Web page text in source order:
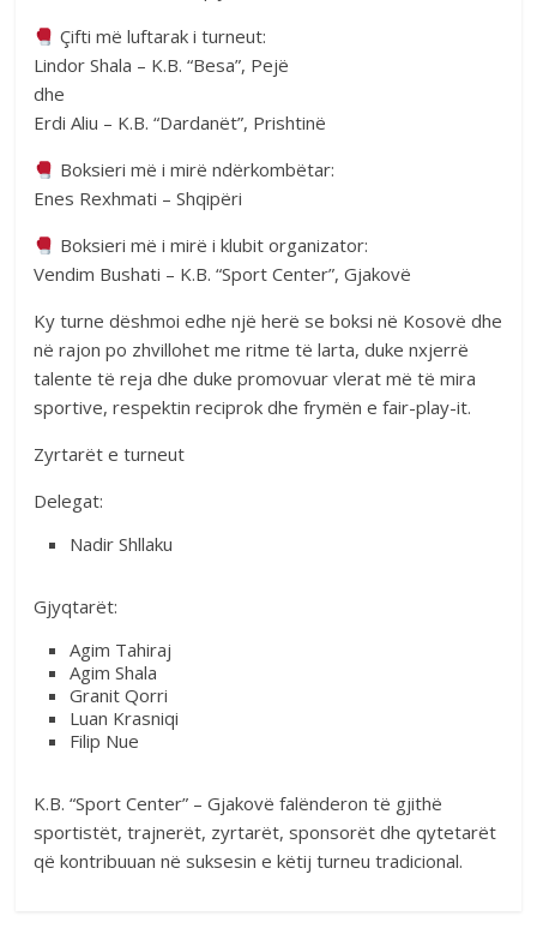
Çifti më luftarak i turneut:
Lindor Shala – K.B. “Besa”, Pejë
dhe
Erdi Aliu – K.B. “Dardanët”, Prishtinë
Boksieri më i mirë ndërkombëtar:
Enes Rexhmati – Shqipëri
Boksieri më i mirë i klubit organizator:
Vendim Bushati – K.B. “Sport Center”, Gjakovë
Ky turne dëshmoi edhe një herë se boksi në Kosovë dhe
në rajon po zhvillohet me ritme të larta, duke nxjerrë
talente të reja dhe duke promovuar vlerat më të mira
sportive, respektin reciprok dhe frymën e fair-play-it.
Zyrtarët e turneut
Delegat:
Nadir Shllaku
Gjyqtarët:
Agim Tahiraj
Agim Shala
Granit Qorri
Luan Krasniqi
Filip Nue
K.B. “Sport Center” – Gjakovë falënderon të gjithë
sportistët, trajnerët, zyrtarët, sponsorët dhe qytetarët
që kontribuuan në suksesin e këtij turneu tradicional.